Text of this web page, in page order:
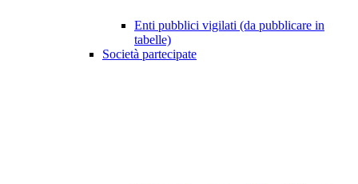
Enti pubblici vigilati (da pubblicare in
tabelle)
Società partecipate